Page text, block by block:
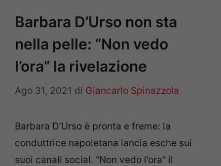
Barbara D’Urso non sta
nella pelle: “Non vedo
l’ora” la rivelazione
Ago 31, 2021 di Giancarlo Spinazzola
Barbara D’Urso è pronta e freme: la
conduttrice napoletana lancia esche sui
suoi canali social. “Non vedo l’ora” il